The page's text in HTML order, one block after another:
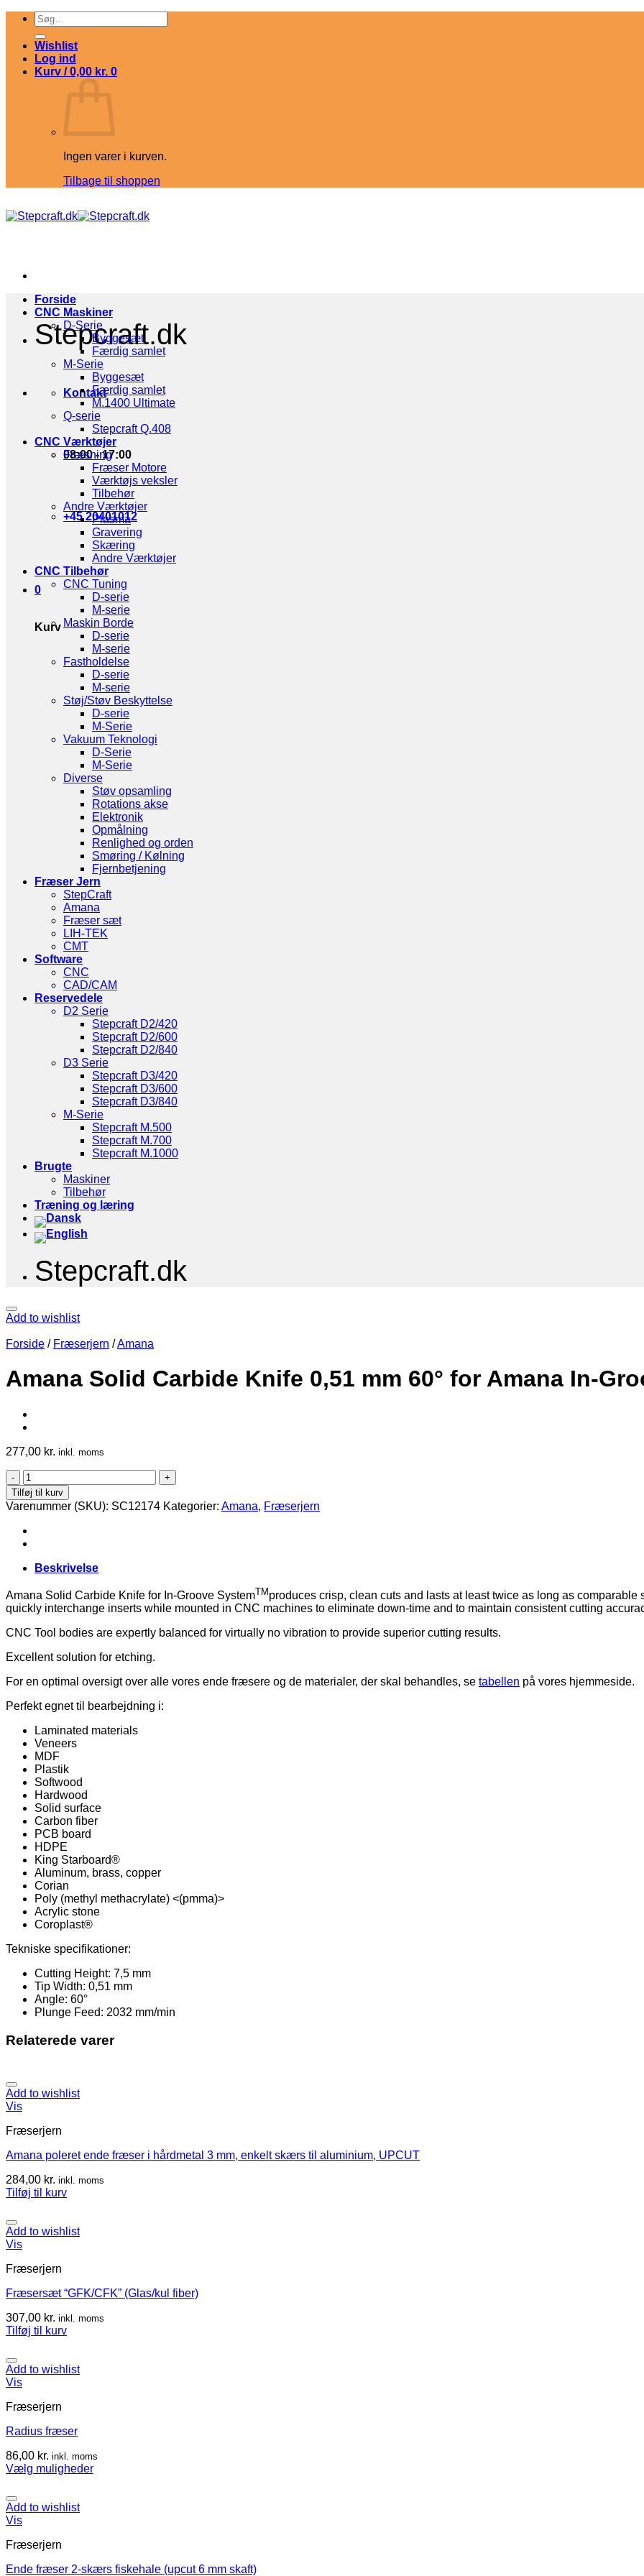
Fortsæt
indhold
Søg
efter:
Wishlist
Log ind
Kurv /0,00 kr. 0
Ingen varer i kurven.
Tilbage til shoppen
Stepcraft.dk
Kontakt
08:00 - 17:00
+45 20401012
0
Kurv
Forside
CNC Maskiner
D-Serie
Byggesæt
Færdig samlet
M-Serie
Byggesæt
Færdig samlet
M.1400 Ultimate
Q-serie
Stepcraft Q.408
CNC Værktøjer
Fræsning
Fræser Motore
Værktøjs veksler
Tilbehør
Andre Værktøjer
Plasma
Gravering
Skæring
Andre Værktøjer
CNC Tilbehør
CNC Tuning
D-serie
M-serie
Maskin Borde
D-serie
M-serie
Fastholdelse
D-serie
M-serie
Støj/Støv Beskyttelse
D-serie
M-Serie
Vakuum Teknologi
D-Serie
M-Serie
Diverse
Støv opsamling
Rotations akse
Elektronik
Opmålning
Renlighed og orden
Smøring / Kølning
Fjernbetjening
Fræser Jern
StepCraft
Amana
Fræser sæt
LIH-TEK
CMT
Software
CNC
CAD/CAM
Reservedele
D2 Serie
Stepcraft D2/420
Stepcraft D2/600
Stepcraft D2/840
D3 Serie
Stepcraft D3/420
Stepcraft D3/600
Stepcraft D3/840
M-Serie
Stepcraft M.500
Stepcraft M.700
Stepcraft M.1000
Brugte
Maskiner
Tilbehør
Træning og læring
Stepcraft.dk
Add to wishlist
Forside / Fræserjern /Amana
Amana Solid Carbide Knife 0,51 mm 60° for Amana In-
277,00 kr. inkl. moms
Amana
Solid
Carbide
Knife
0,51
mm
for
In-
Groove
System
12171
Tilføj til kurv
Varenummer (SKU): SC12174 Kategorier: Amana, Fræserjern
Beskrivelse
Amana Solid Carbide Knife for In-Groove SystemTMproduces crisp, clean cuts and lasts at least twice as long as
quickly interchange inserts while mounted in CNC machines to eliminate down-time and to maintain consistent cutting
CNC Tool bodies are expertly balanced for virtually no vibration to provide superior cutting results.
Excellent solution for etching.
For en optimal oversigt over alle vores ende fræsere og de materialer, der skal behandles, se tabellen på vores hjemmeside.
Perfekt egnet til bearbejdning i:
Laminated materials
Veneers
MDF
Plastik
Softwood
Hardwood
Solid surface
Carbon fiber
PCB board
HDPE
King Starboard®
Aluminum, brass, copper
Corian
Poly (methyl methacrylate) <(pmma)>
Acrylic stone
Coroplast®
Tekniske specifikationer:
Cutting Height: 7,5 mm
Tip Width: 0,51 mm
Angle: 60°
Plunge Feed: 2032 mm/min
Relaterede varer
Add to wishlist
Vis
Fræserjern
Amana poleret ende fræser i hårdmetal 3 mm, enkelt skærs til aluminium, UPCUT
284,00 kr. inkl. moms
Tilføj til kurv
Add to wishlist
Vis
Fræserjern
Fræsersæt “GFK/CFK” (Glas/kul fiber)
307,00 kr. inkl. moms
Tilføj til kurv
Add to wishlist
Vis
Fræserjern
Radius fræser
86,00 kr. inkl. moms
Vælg muligheder
Add to wishlist
Vis
Fræserjern
Ende fræser 2-skærs fiskehale (upcut 6 mm skaft)